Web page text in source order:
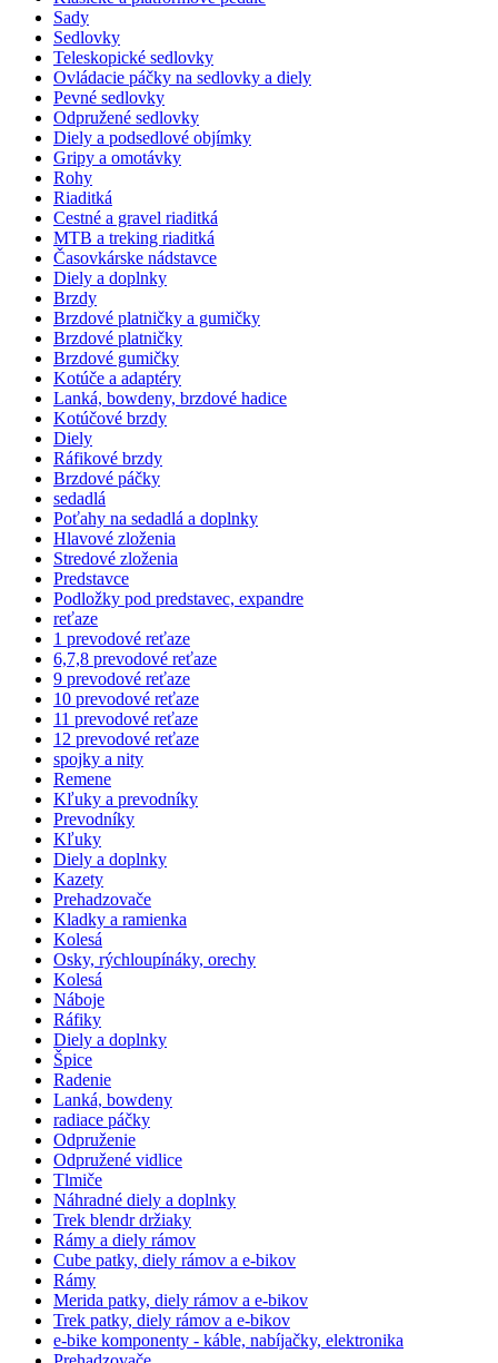
Sady
Sedlovky
Teleskopické sedlovky
Ovládacie páčky na sedlovky a diely
Pevné sedlovky
Odpružené sedlovky
Diely a podsedlové objímky
Gripy a omotávky
Rohy
Riaditká
Cestné a gravel riaditká
MTB a treking riaditká
Časovkárske nádstavce
Diely a doplnky
Brzdy
Brzdové platničky a gumičky
Brzdové platničky
Brzdové gumičky
Kotúče a adaptéry
Lanká, bowdeny, brzdové hadice
Kotúčové brzdy
Diely
Ráfikové brzdy
Brzdové páčky
sedadlá
Poťahy na sedadlá a doplnky
Hlavové zloženia
Stredové zloženia
Predstavce
Podložky pod predstavec, expandre
reťaze
1 prevodové reťaze
6,7,8 prevodové reťaze
9 prevodové reťaze
10 prevodové reťaze
11 prevodové reťaze
12 prevodové reťaze
spojky a nity
Remene
Kľuky a prevodníky
Prevodníky
Kľuky
Diely a doplnky
Kazety
Prehadzovače
Kladky a ramienka
Kolesá
Osky, rýchloupínáky, orechy
Kolesá
Náboje
Ráfiky
Diely a doplnky
Špice
Radenie
Lanká, bowdeny
radiace páčky
Odpruženie
Odpružené vidlice
Tlmiče
Náhradné diely a doplnky
Trek blendr držiaky
Rámy a diely rámov
Cube patky, diely rámov a e-bikov
Rámy
Merida patky, diely rámov a e-bikov
Trek patky, diely rámov a e-bikov
e-bike komponenty - káble, nabíjačky, elektronika